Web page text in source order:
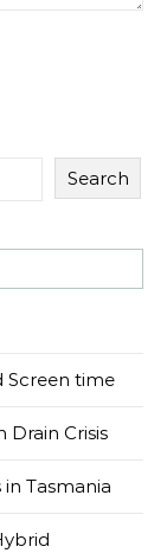
Search
Screen time
Drain Crisis
Tasmania